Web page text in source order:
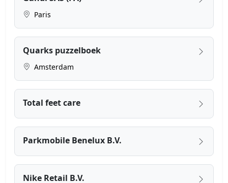
Paris
Quarks puzzelboek
Amsterdam
Total feet care
Parkmobile Benelux B.V.
Nike Retail B.V.